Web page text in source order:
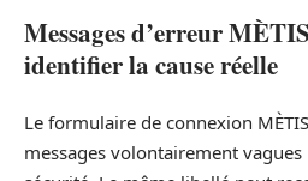
Messages d’erreur
identifier la cause réelle
Le formulaire de connexion
messages volontairement